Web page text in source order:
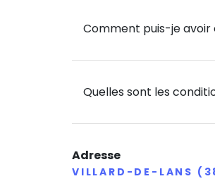
Nuit sous tente (1 nuit) ⛺
Nuit sous tente dans la
Des jeux en plein air, des
pleine de fun et de
Comment puis-je avoir
Quelles sont les
Adresse
VILLARD-DE-LANS